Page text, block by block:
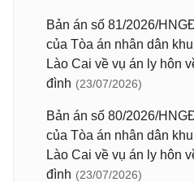
Bản án số 81/2026/
của Tòa án nhân dân
Lào Cai về vụ án ly hôn
đình (23/07/2026)
Bản án số 80/2026/
của Tòa án nhân dân
Lào Cai về vụ án ly hôn
đình (23/07/2026)